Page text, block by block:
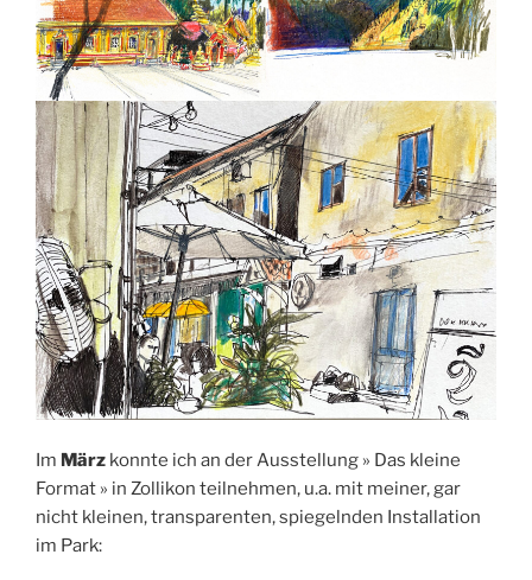
Im März konnte ich an der Ausstellung » Das kleine
Format » in Zollikon teilnehmen, u.a. mit meiner, gar
nicht kleinen, transparenten, spiegelnden Installation
im Park: